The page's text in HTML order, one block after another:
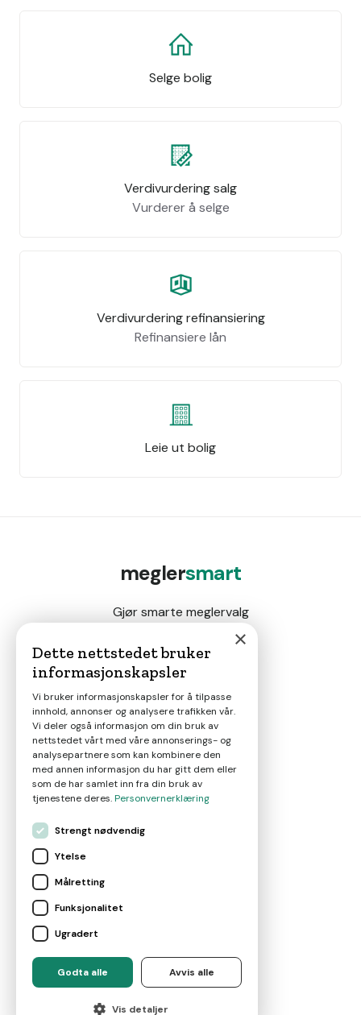
Selge bolig
Verdivurdering salg
Vurderer å selge
Verdivurdering refinansiering
Refinansiere lån
Leie ut bolig
meglersmart
Gjør smarte meglervalg
Magasin
Nyheter
Om oss
For eiendomsmeglere
© 2026Marketplace AS
×
Dette nettstedet bruker
informasjonskapsler
Vi bruker informasjonskapsler for å tilpasse
innhold, annonser og analysere trafikken vår.
Vi deler også informasjon om din bruk av
nettstedet vårt med våre annonserings- og
analysepartnere som kan kombinere den
med annen informasjon du har gitt dem eller
som de har samlet inn fra din bruk av
tjenestene deres.Personvernerklæring
Strengt nødvendig
Ytelse
Målretting
Funksjonalitet
Ugradert
Godta alle Avvis alle
Vis detaljer